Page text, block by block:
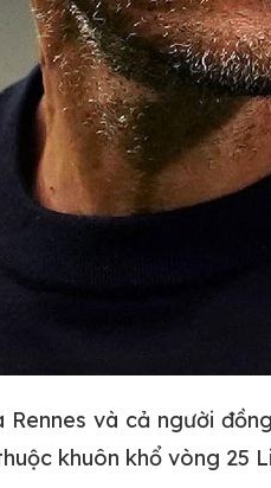
Rennes và cả người
khuôn khổ vòng 25